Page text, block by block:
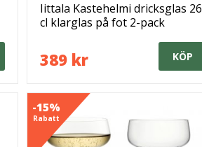
Iittala Kastehelmi dricksglas 26
cl klarglas på fot 2-pack
389 kr KÖP
-15%
Rabatt